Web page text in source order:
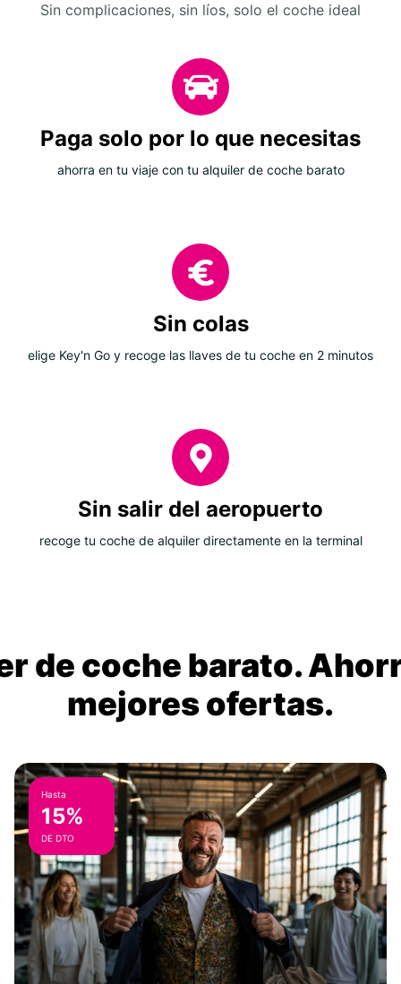
Sin complicaciones, sin líos, solo el coche ideal
Paga solo por lo que necesitas
ahorra en tu viaje con tu alquiler de coche barato
Sin colas
elige Key'n Go y recoge las llaves de tu coche en 2 minutos
Sin salir del aeropuerto
recoge tu coche de alquiler directamente en la terminal
de coche barato.
mejores ofertas.
Hasta
15%
DE DTO